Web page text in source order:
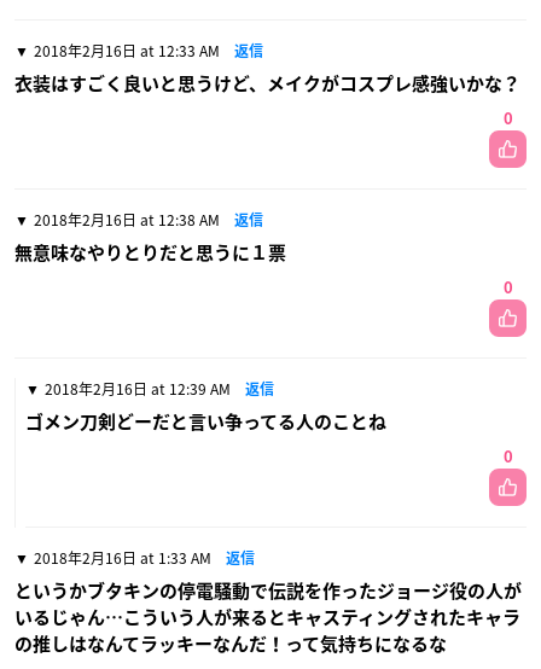
2018年2月16日 at 12:33 AM 返信
衣装はすごく良いと思うけど、メイクがコスプレ感強いかな？
0
2018年2月16日 at 12:38 AM 返信
無意味なやりとりだと思うに１票
0
2018年2月16日 at 12:39 AM 返信
ゴメン刀剣どーだと言い争ってる人のことね
0
2018年2月16日 at 1:33 AM 返信
というかブタキンの停電騒動で伝説を作ったジョージ役の人が
いるじゃん…こういう人が来るとキャスティングされたキャラ
の推しはなんてラッキーなんだ！って気持ちになるな